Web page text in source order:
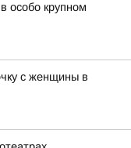
особо крупном
с женщины в